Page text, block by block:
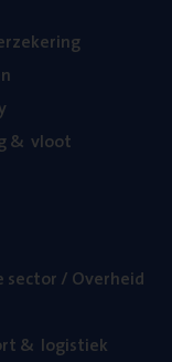
& vloot
sec­tor / Overheid
& logistiek